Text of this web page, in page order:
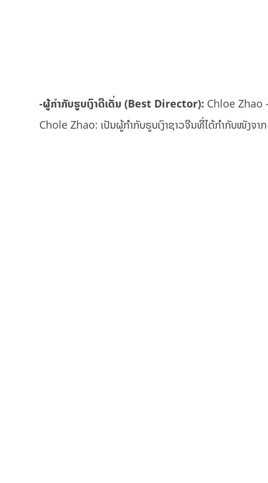
-ຜູ້ກຳກັບຮູບເງົາດີເດັ່ນ (Best Director): Chloe Zhao
Chole Zhao: ເປັນຜູ້ກຳກັບຮູບເງົາຊາວຈີນທີ່ໄດ້ກຳກັບໜັງຈ